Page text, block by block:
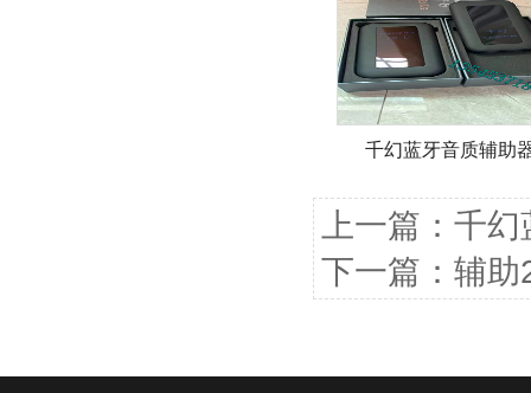
千幻蓝牙音质辅助
上一篇： 千幻
下一篇： 辅助